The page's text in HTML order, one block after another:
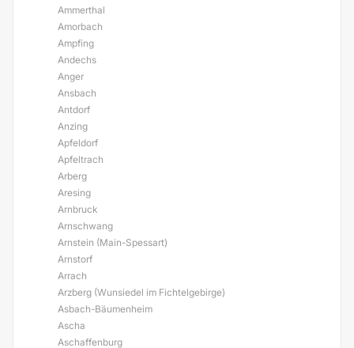
Ammerthal
Amorbach
Ampfing
Andechs
Anger
Ansbach
Antdorf
Anzing
Apfeldorf
Apfeltrach
Arberg
Aresing
Arnbruck
Arnschwang
Arnstein (Main-Spessart)
Arnstorf
Arrach
Arzberg (Wunsiedel im Fichtelgebirge)
Asbach-Bäumenheim
Ascha
Aschaffenburg